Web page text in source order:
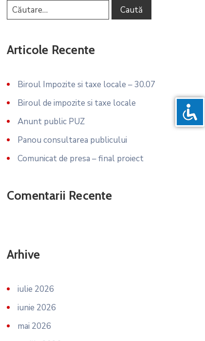
Articole Recente
Biroul Impozite si taxe locale – 30.07
Biroul de impozite si taxe locale
Anunt public PUZ
Panou consultarea publicului
Comunicat de presa – final proiect
Comentarii Recente
Arhive
iulie 2026
iunie 2026
mai 2026